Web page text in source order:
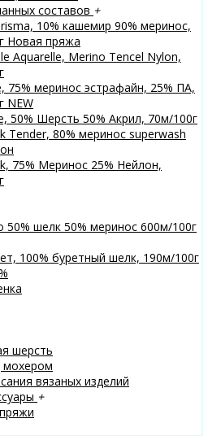
составов +
10% кашемир 90% меринос,
Новая пряжа
Merino Tencel Nylon,
меринос эстрафайн, 25% ПА,
NEW
Шерсть 50% Акрил, 70м/100г
80% меринос superwash
Меринос 25% Нейлон,
шелк 50% меринос 600м/100г
100% буретный шелк, 190м/100г
шерсть
мохером
вязаных изделий
+